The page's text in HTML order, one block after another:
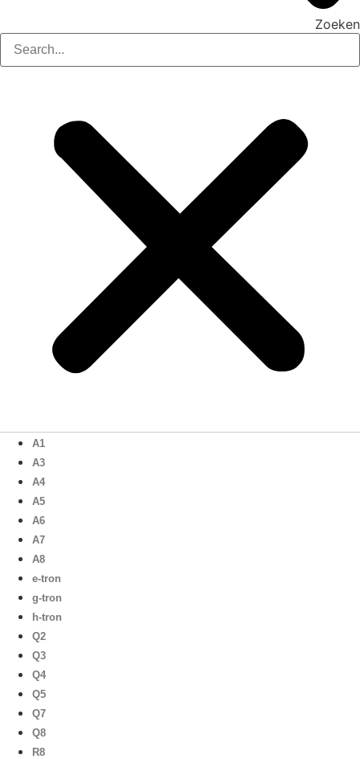
Zoeken
A1
A3
A4
A5
A6
A7
A8
e-tron
g-tron
h-tron
Q2
Q3
Q4
Q5
Q7
Q8
R8